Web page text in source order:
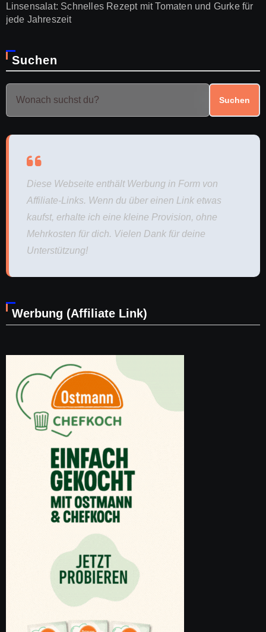
Linsensalat: Schnelles Rezept mit Tomaten und Gurke für
jede Jahreszeit
Suchen
Suchen
Diese Webseite enthält Werbung in Form von
Affiliate-Links. Wenn du über einen Link etwas
kaufst, erhalte ich eine kleine Provision, ohne
Mehrkosten für dich. Vielen Dank für deine
Unterstützung!
Werbung (Affiliate Link)